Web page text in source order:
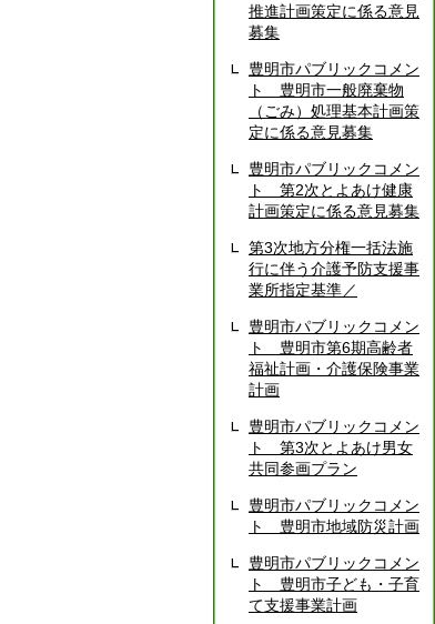
推進計画策定に係る意見
募集
豊明市パブリックコメン
ト 豊明市一般廃棄物
（ごみ）処理基本計画策
定に係る意見募集
豊明市パブリックコメン
ト 第2次とよあけ健康
計画策定に係る意見募集
第3次地方分権一括法施
行に伴う介護予防支援事
業所指定基準／
豊明市パブリックコメン
ト 豊明市第6期高齢者
福祉計画・介護保険事業
計画
豊明市パブリックコメン
ト 第3次とよあけ男女
共同参画プラン
豊明市パブリックコメン
ト 豊明市地域防災計画
豊明市パブリックコメン
ト 豊明市子ども・子育
て支援事業計画